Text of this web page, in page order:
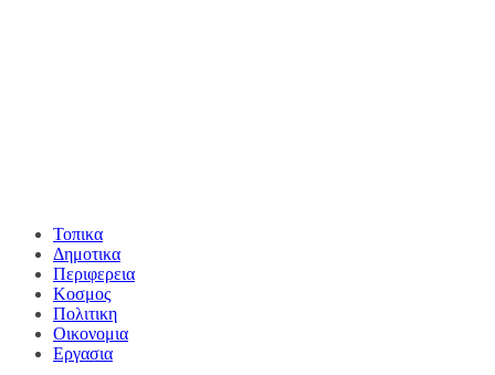
Τοπικα
Δημοτικα
Περιφερεια
Κοσμος
Πολιτικη
Οικονομια
Εργασια